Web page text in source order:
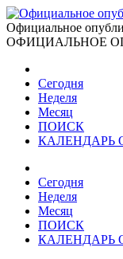
Официальное
ОФИЦИАЛЬНОЕ
Сегодня
Неделя
Месяц
ПОИСК
КАЛЕНДАРЬ
Сегодня
Неделя
Месяц
ПОИСК
КАЛЕНДАРЬ